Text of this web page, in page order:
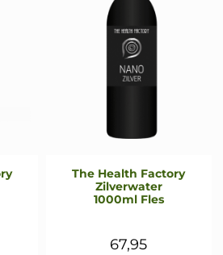
The Health Factory
Zilverwater
1000ml Fles
67,95